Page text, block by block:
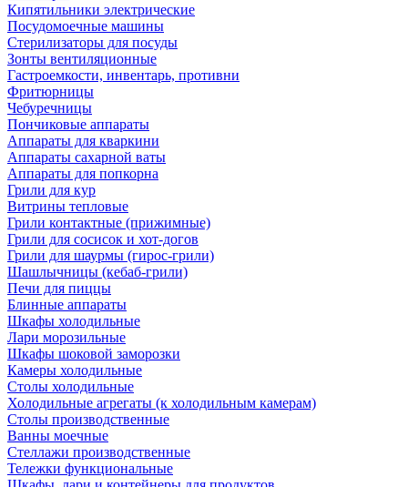
Кипятильники электрические
Посудомоечные машины
Стерилизаторы для посуды
Зонты вентиляционные
Гастроемкости, инвентарь, противни
Фритюрницы
Чебуречницы
Пончиковые аппараты
Аппараты для кваркини
Аппараты сахарной ваты
Аппараты для попкорна
Грили для кур
Витрины тепловые
Грили контактные (прижимные)
Грили для сосисок и хот-догов
Грили для шаурмы (гирос-грили)
Шашлычницы (кебаб-грили)
Печи для пиццы
Блинные аппараты
Шкафы холодильные
Лари морозильные
Шкафы шоковой заморозки
Камеры холодильные
Столы холодильные
Холодильные агрегаты (к холодильным камерам)
Столы производственные
Ванны моечные
Стеллажи производственные
Тележки функциональные